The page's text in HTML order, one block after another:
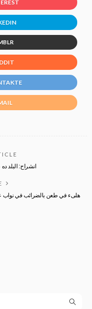
انشراح: البلد
هلىء في طعن بالضرائب في نواب